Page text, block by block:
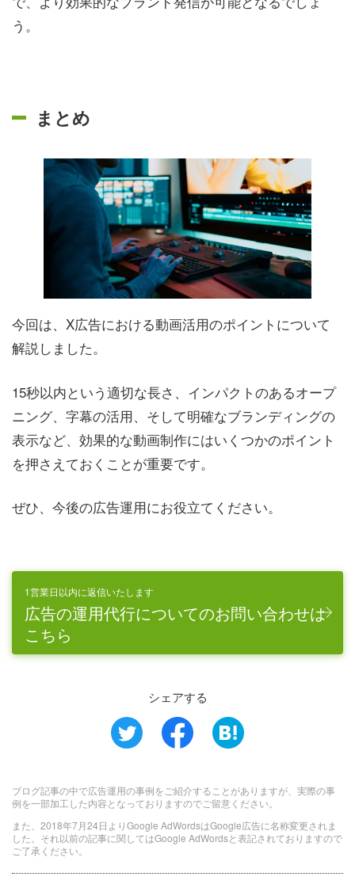
う。
まとめ
今回は、X広告における動画活用のポイントについて
解説しました。
15秒以内という適切な長さ、インパクトのあるオープ
ニング、字幕の活用、そして明確なブランディングの
表示など、効果的な動画制作にはいくつかのポイント
を押さえておくことが重要です。
ぜひ、今後の広告運用にお役立てください。
1営業日以内に返信いたします
広告の運用代行についてのお問い合わせは
こちら
シェアする
ブログ記事の中で広告運用の事例をご紹介することがありますが、実際の事
例を一部加工した内容となっておりますのでご留意ください。
また、2018年7月24日よりGoogle AdWordsはGoogle広告に名称変更されま
した。それ以前の記事に関してはGoogle AdWordsと表記されておりますので
ご了承ください。